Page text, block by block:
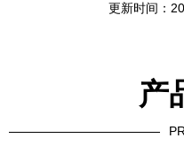
更新时间：
产